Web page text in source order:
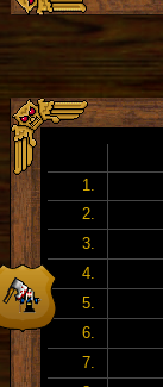
1.
2.
3.
4.
5.
6.
7.